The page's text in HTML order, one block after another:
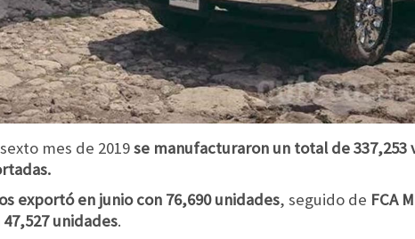
mes de 2019se manufacturaron un total de 337,253
exportó en junio con 76,690 unidades, seguido de FCA
47,527 unidades.